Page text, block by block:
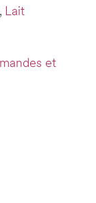
, Lait
et